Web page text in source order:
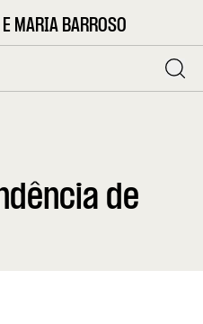
MARIA BARROSO
de